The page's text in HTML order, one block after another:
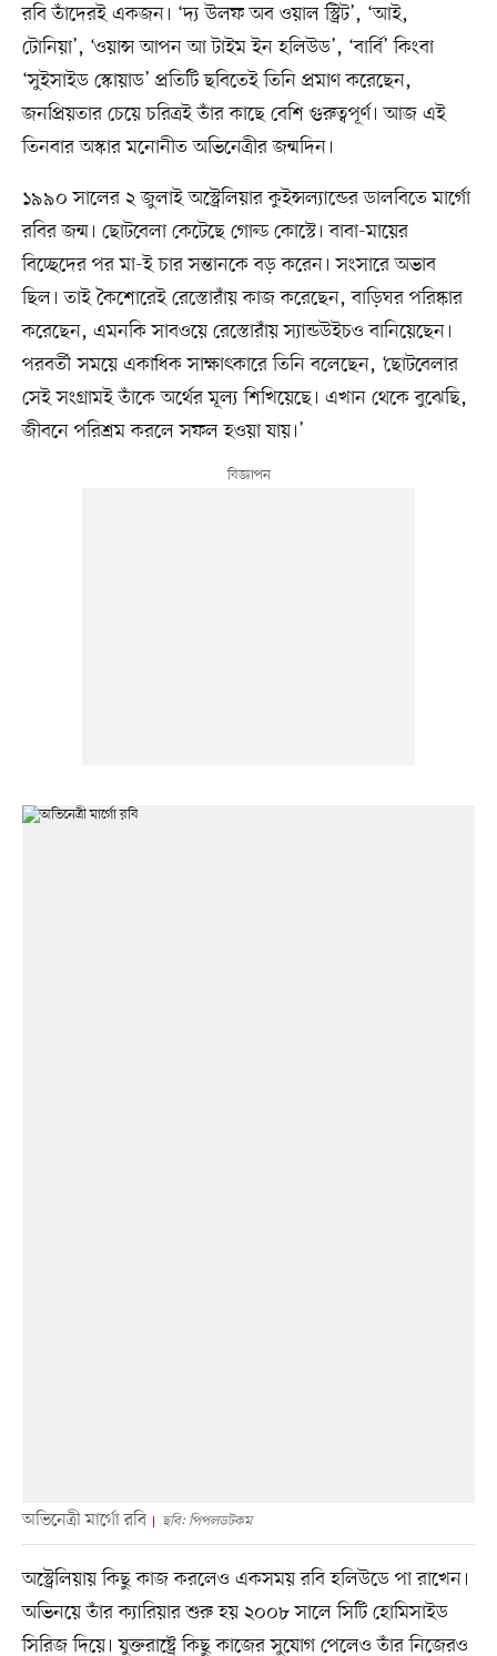
রবি তাঁদেরই একজন। ‘দ্য উলফ অব ওয়াল স্ট্রিট’, ‘আই,
টোনিয়া’, ‘ওয়ান্স আপন আ টাইম ইন হলিউড’, ‘বার্বি’ কিংবা
‘সুইসাইড স্কোয়াড’ প্রতিটি ছবিতেই তিনি প্রমাণ করেছেন,
জনপ্রিয়তার চেয়ে চরিত্রই তাঁর কাছে বেশি গুরুত্বপূর্ণ। আজ এই
তিনবার অস্কার মনোনীত অভিনেত্রীর জন্মদিন।
১৯৯০ সালের ২ জুলাই অস্ট্রেলিয়ার কুইন্সল্যান্ডের ডালবিতে মার্গো
রবির জন্ম। ছোটবেলা কেটেছে গোল্ড কোস্টে। বাবা-মায়ের
বিচ্ছেদের পর মা-ই চার সন্তানকে বড় করেন। সংসারে অভাব
ছিল। তাই কৈশোরেই রেস্তোরাঁয় কাজ করেছেন, বাড়িঘর পরিষ্কার
করেছেন, এমনকি সাবওয়ে রেস্তোরাঁয় স্যান্ডউইচও বানিয়েছেন।
পরবর্তী সময়ে একাধিক সাক্ষাৎকারে তিনি বলেছেন, ‘ছোটবেলার
সেই সংগ্রামই তাঁকে অর্থের মূল্য শিখিয়েছে। এখান থেকে বুঝেছি,
জীবনে পরিশ্রম করলে সফল হওয়া যায়।’
অভিনেত্রী মার্গো রবি ছবি: পিপলডটকম
অস্ট্রেলিয়ায় কিছু কাজ করলেও একসময় রবি হলিউডে পা রাখেন।
অভিনয়ে তাঁর ক্যারিয়ার শুরু হয় ২০০৮ সালে সিটি হোমিসাইড
সিরিজ দিয়ে। যুক্তরাষ্ট্রে কিছু কাজের সুযোগ পেলেও তাঁর নিজেরও